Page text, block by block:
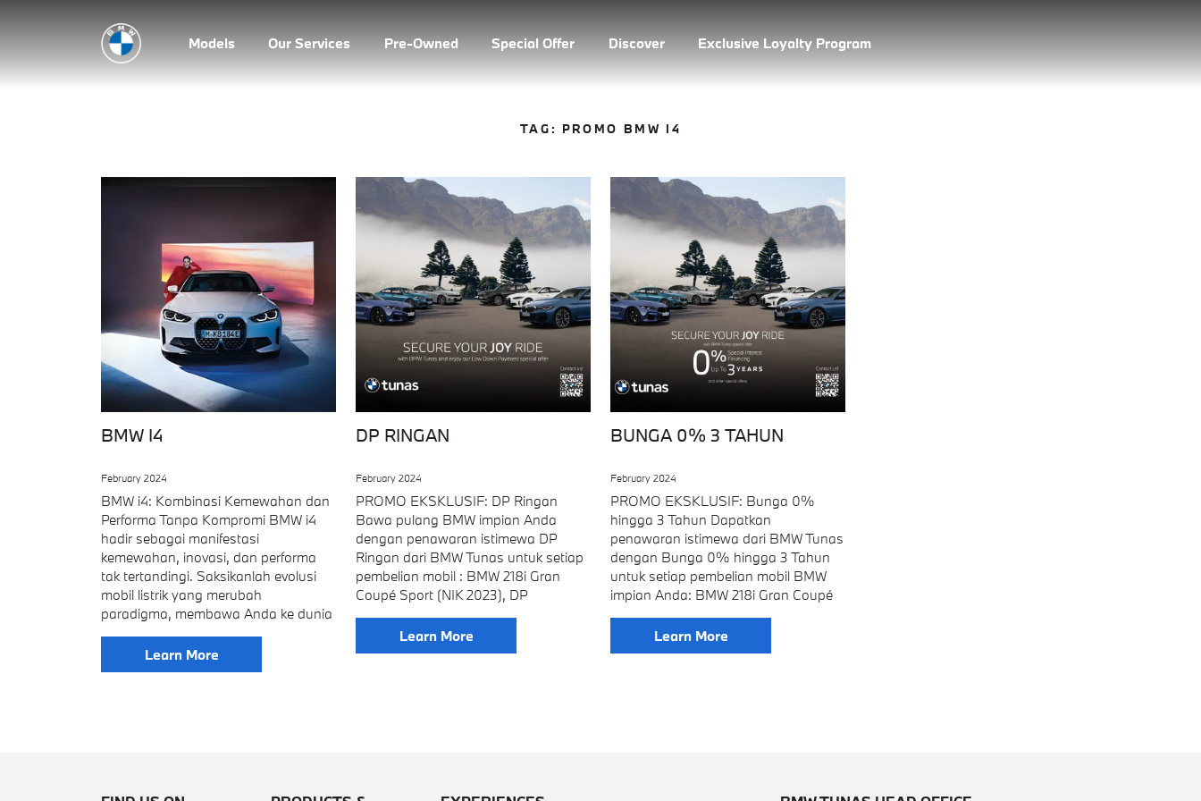
Models Our Services Pre-Owned Special Offer Discover Exclusive Loyalty Program
TAG: PROMO BMW I4
BMW I4
February 2024
BMW i4: Kombinasi Kemewahan dan
Performa Tanpa Kompromi BMW i4
hadir sebagai manifestasi
kemewahan, inovasi, dan performa
tak tertandingi. Saksikanlah evolusi
mobil listrik yang merubah
paradigma, membawa Anda ke dunia
Learn More
DP RINGAN
February 2024
PROMO EKSKLUSIF: DP Ringan
Bawa pulang BMW impian Anda
dengan penawaran istimewa DP
Ringan dari BMW Tunas untuk setiap
pembelian mobil : BMW 218i Gran
Coupé Sport (NIK 2023), DP
Learn More
BUNGA 0% 3 TAHUN
February 2024
PROMO EKSKLUSIF: Bunga 0%
hingga 3 Tahun Dapatkan
penawaran istimewa dari BMW Tunas
dengan Bunga 0% hingga 3 Tahun
untuk setiap pembelian mobil BMW
impian Anda: BMW 218i Gran Coupé
Learn More